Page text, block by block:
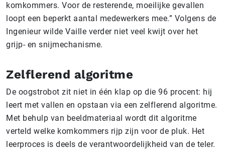
komkommers. Voor de resterende, moeilijke gevallen
loopt een beperkt aantal medewerkers mee.” Volgens de
Ingenieur wilde Vaille verder niet veel kwijt over het
grijp- en snijmechanisme.
Zelflerend algoritme
De oogstrobot zit niet in één klap op die 96 procent: hij
leert met vallen en opstaan via een zelf­lerend algoritme.
Met behulp van beeldmateriaal wordt dit algoritme
verteld welke komkommers rijp zijn voor de pluk. Het
leerproces is deels de verantwoordelijkheid van de teler.